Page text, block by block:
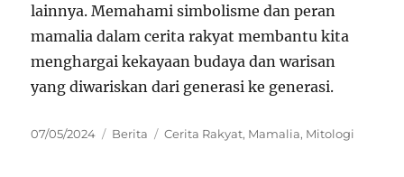
lainnya. Memahami simbolisme dan peran
mamalia dalam cerita rakyat membantu kita
menghargai kekayaan budaya dan warisan
yang diwariskan dari generasi ke generasi.
Posted
07/05/2024 Categories
Berita Tags
Cerita Rakyat, Mamalia, Mitologi